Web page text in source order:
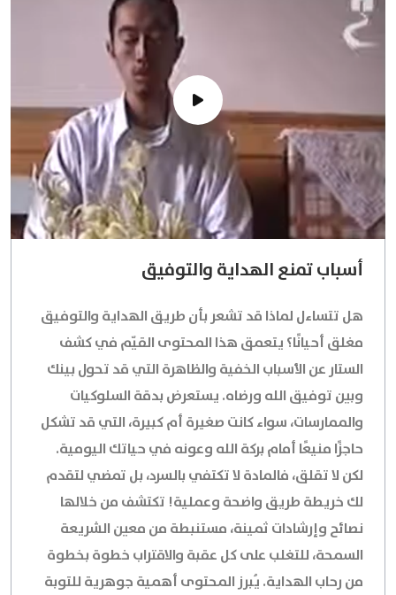
أسباب تمنع الهداية والتوفيق
هل تتساءل لماذا قد تشعر بأن طريق الهداية والتوفيق
مغلق أحيانًا؟ يتعمق هذا المحتوى القيّم في كشف
الستار عن الأسباب الخفية والظاهرة التي قد تحول بينك
وبين توفيق الله ورضاه. يستعرض بدقة السلوكيات
والممارسات، سواء كانت صغيرة أم كبيرة، التي قد تشكل
حاجزًا منيعًا أمام بركة الله وعونه في حياتك اليومية.
لكن لا تقلق، فالمادة لا تكتفي بالسرد، بل تمضي لتقدم
لك خريطة طريق واضحة وعملية! تكتشف من خلالها
نصائح وإرشادات ثمينة، مستنبطة من معين الشريعة
السمحة، للتغلب على كل عقبة والاقتراب خطوة بخطوة
من رحاب الهداية. يُبرز المحتوى أهمية جوهرية للتوبة